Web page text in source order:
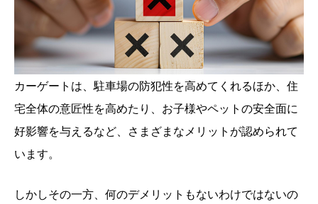
カーゲートは、駐車場の防犯性を高めてくれるほか、住
宅全体の意匠性を高めたり、お子様やペットの安全面に
好影響を与えるなど、さまざまなメリットが認められて
います。
しかしその一方、何のデメリットもないわけではないの